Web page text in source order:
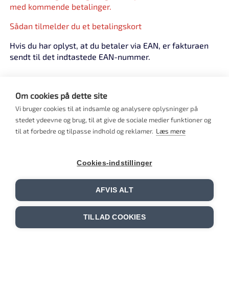
med kommende betalinger.
Sådan tilmelder du et betalingskort
Hvis du har oplyst, at du betaler via EAN, er fakturaen
sendt til det indtastede EAN-nummer.
Næste fakturering af beviser
Beviser, der udstedes i juni og juli, faktureres samlet d.
18. august 2025.
Har du spørgsmål til din faktura eller din
betalingsstatus, er du velkommen til at kontakte Lene
Nielsen pålbn@fsfi.dkeller ringe til sekretariatet ivores
Om cookies på dette site
Vi bruger cookies til at indsamle og analysere oplysninger på
stedet ydeevne og brug, til at give de sociale medier funktioner og
til at forbedre og tilpasse indhold og reklamer. Læs mere
Cookies-indstillinger
AFVIS ALT
TILLAD COOKIES